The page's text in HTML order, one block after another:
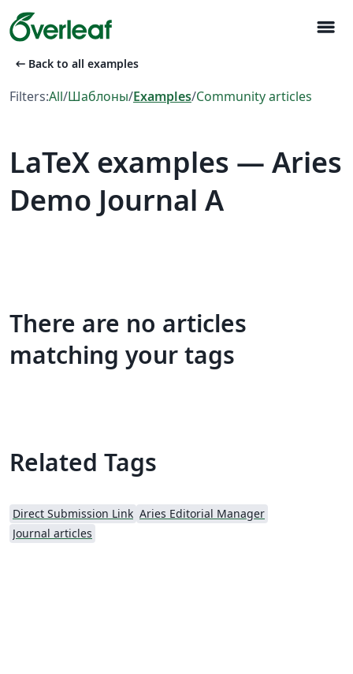
menu
arrow_left_alt Back to all examples
Filters:All/Шаблоны/Examples/Community articles
LaTeX examples — Aries
Demo Journal A
There are no articles
matching your tags
Related Tags
Direct Submission Link Aries Editorial Manager
Journal articles